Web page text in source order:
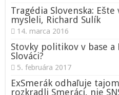
Tragédia Slovenska:
mysleli, Richard Sulík
14. marca 2016
Stovky politikov v base a
Slováci?
5. februára 2017
ExSmerák odhaľuje
rozkradli Smeráci, nie